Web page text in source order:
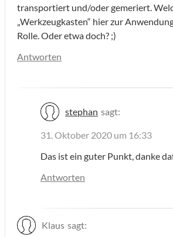
transportiert und/oder gemeriert.
„Werkzeugkasten“ hier zur
Rolle. Oder etwa doch? ;)
Antworten
stephan sagt:
31. Oktober 2020 um 16:33
Das ist ein guter Punkt, danke
Antworten
Klaus sagt: